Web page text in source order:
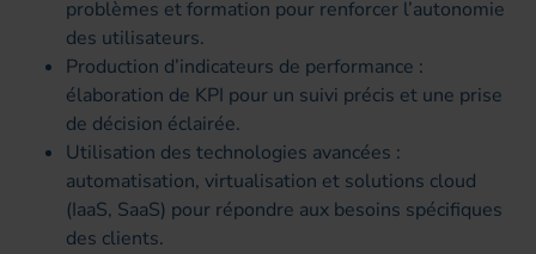
problèmes et formation pour renforcer l’autonomie
des utilisateurs.
Production d’indicateurs de performance :
élaboration de KPI pour un suivi précis et une prise
de décision éclairée.
Utilisation des technologies avancées :
automatisation, virtualisation et solutions cloud
(IaaS, SaaS) pour répondre aux besoins spécifiques
des clients.